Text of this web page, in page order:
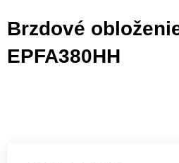
Brzdové
EPFA380HH